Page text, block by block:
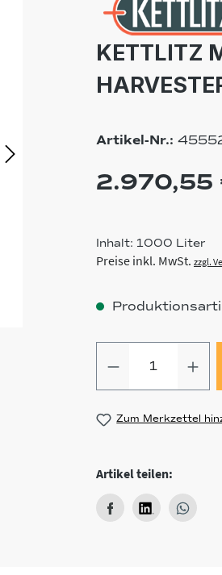
KETTLITZ
Artikel-Nr.:
2.970,55
Inhalt: 1000 Liter
Preise inkl. MwSt. zzgl.
Produkt
Zum Merkzettel
Artikel teilen: